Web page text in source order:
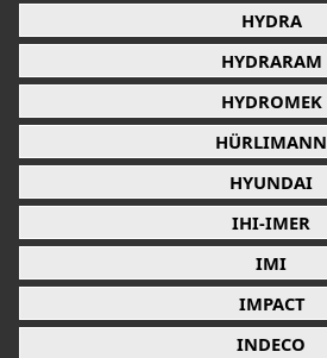
HYDRA
HYDRARAM
HYDROMEK
HÜRLIMANN
HYUNDAI
IHI-IMER
IMI
IMPACT
INDECO